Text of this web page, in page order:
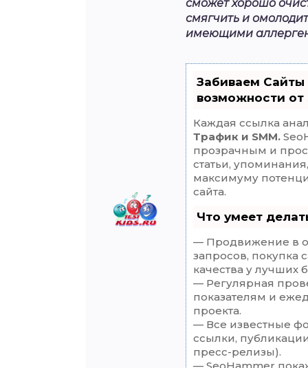
сможет хорошо
смягчить и
имеющими
Забиваем
возможности от
Каждая ссылка
Трафик и SMM.
прозрачным и
статьи,
максимуму
сайта.
Что умеет
— Продвижение в
запросов, покупка
качества у лучших
— Регулярная
показателям и
проекта.
— Все известные
ссылки,
пресс-релизы).
— SeoHammer